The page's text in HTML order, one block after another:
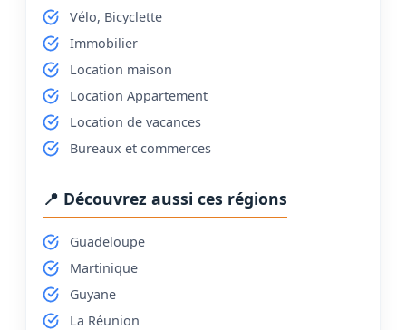
Vélo, Bicyclette
Immobilier
Location maison
Location Appartement
Location de vacances
Bureaux et commerces
📍 Découvrez aussi ces régions
Guadeloupe
Martinique
Guyane
La Réunion